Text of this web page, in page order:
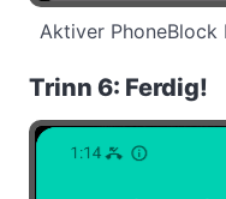
Aktiver
Trinn 6: Ferdig!